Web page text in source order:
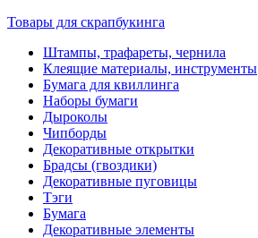
Товары для скрапбукинга
Штампы, трафареты, чернила
Клеящие материалы, инструменты
Бумага для квиллинга
Наборы бумаги
Дыроколы
Чипборды
Декоративные открытки
Брадсы (гвоздики)
Декоративные пуговицы
Тэги
Бумага
Декоративные элементы